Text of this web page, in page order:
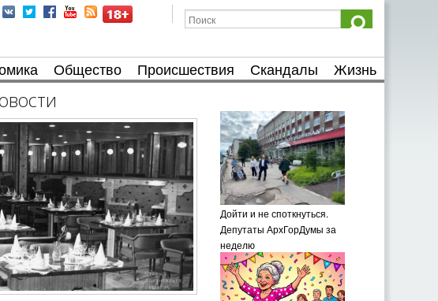
Общество Происшествия Скандалы Жизнь
Дойти и не споткнуться.
Депутаты АрхГорДумы за
неделю